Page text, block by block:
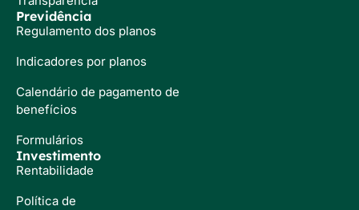
Previdência
Regulamento dos planos
Indicadores por planos
Calendário de pagamento de
benefícios
Formulários
Investimento
Rentabilidade
Política de